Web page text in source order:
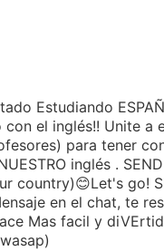
Estudiando
el inglés!! Unite a
para tener
inglés .
country)😊Let's go!
en el chat, te
Mas facil y